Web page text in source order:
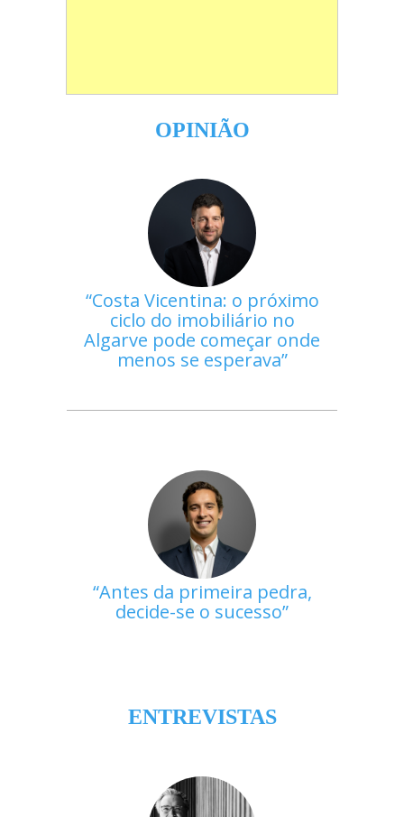
OPINIÃO
Costa Vicentina: o próximo
ciclo do imobiliário no
Algarve pode começar onde
menos se esperava
Antes da primeira pedra,
decide-se o sucesso
ENTREVISTAS